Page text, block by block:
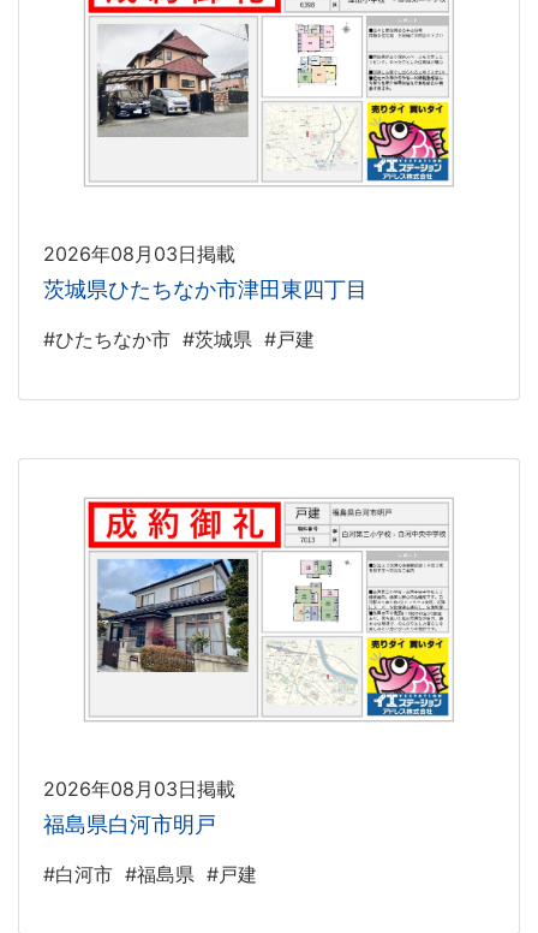
2026年08月03日掲載
茨城県ひたちなか市津田東四丁目
#ひたちなか市 #茨城県 #戸建
2026年08月03日掲載
福島県白河市明戸
#白河市 #福島県 #戸建